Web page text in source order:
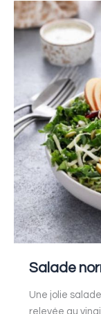
Salade
Une jolie
relevée au
Salade
normande